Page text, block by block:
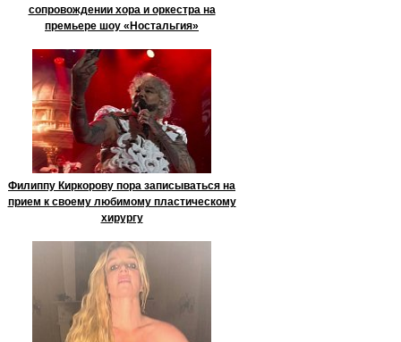
сопровождении хора и оркестра на
премьере шоу «Ностальгия»
Филиппу Киркорову пора записываться на
прием к своему любимому пластическому
хирургу